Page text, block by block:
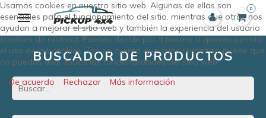
0
BUSCADOR DE PRODUCTOS
Usamos cookies en nuestro sitio web. Algunas de ellas son
esenciales para el funcionamiento del sitio, mientras que otras nos
ayudan a mejorar el sitio web y también la experiencia del usuario
(cookies de rastreo). Puedes decidir por ti mismo si quieres permitir
el uso de las cookies. Ten en cuenta que si las rechazas, puede que
no puedas usar todas las funcionalidades del sitio web.
Más información
De acuerdo Rechazar